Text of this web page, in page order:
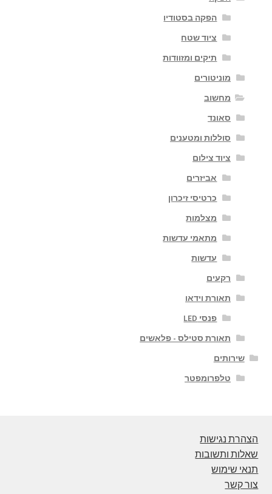
הפקה בסטודיו
ציוד שטח
תיקים ומזוודות
מוניטורים
מחשוב
סאונד
סוללות ומטענים
ציוד צילום
אביזרים
כרטיסי זיכרון
מצלמות
מתאמי עדשות
עדשות
רקעים
תאורת וידאו
פנסי LED
תאורת סטילס - פלאשים
שירותים
טלפרומפטר
הצהרת נגישות
שאלות ותשובות
תנאי שימוש
צור קשר